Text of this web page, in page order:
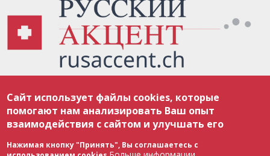
соответствии с законодательством Швейцарии об авторском праве и
международными соглашениями. Полное или частичное использование
материалов возможно только с разрешения редакции. В случае полного
или частичного воспроизведения материалов сайта rusaccent.ch,
ОБЯЗАТЕЛЬНА АКТИВНАЯ ГИПЕРССЫЛКА на конкретный заимствованный
текст. Фотоизображения, размещенные редакцией rusaccent.ch, являются
ее исключительной собственностью. Полное или частичное
Сайт использует файлы cookies, которые
помогают нам анализировать Ваш опыт
взаимодействия с сайтом и улучшать его
Нажимая кнопку "Принять", Вы соглашаетесь с